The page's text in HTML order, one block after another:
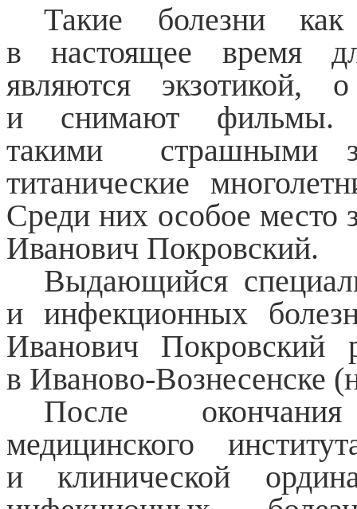
Такие болезни
в настоящее время
являются
и снимают фильмы.
такими страшными
титанические
Среди них особое место
Иванович Покровский.
Выдающийся
и инфекционных
Иванович Покровский
в Иваново-Вознесенске
После
медицинского
и клинической